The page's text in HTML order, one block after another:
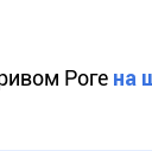
Роге на